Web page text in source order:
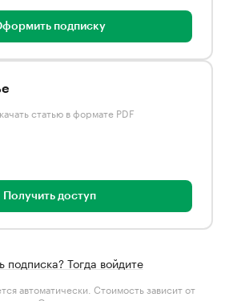
подписку
статью в формате PDF
Получить доступ
подписка? Тогда войдите
автоматически. Стоимость зависит от